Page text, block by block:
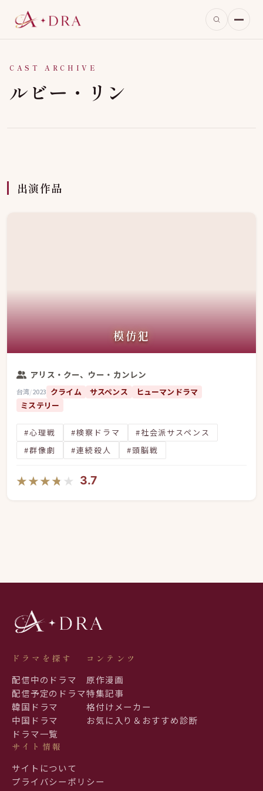
CAST ARCHIVE
ルビー・リン
出演作品
模仿犯
アリス・クー、ウー・カンレン
台湾/2023 クライム サスペンス
ヒューマンドラマ
ミステリー
#心理戦 #検察ドラマ
#社会派サスペンス
#群像劇
#連続殺人 #頭脳戦
★★★★★
★★★★★ 3.7
ドラマを探す
配信中のドラマ
配信予定のドラマ
韓国ドラマ
中国ドラマ
ドラマ一覧
コンテンツ
原作漫画
特集記事
格付けメーカー
お気に入り＆おすすめ診断
サイト情報
サイトについて
プライバシーポリシー